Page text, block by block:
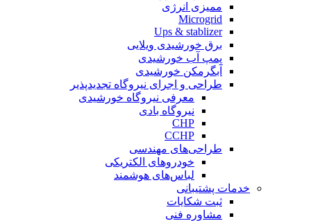
ممیزی انرژی
Microgrid
Ups & stablizer
برق خورشیدی ویلایی
پمپ آب خورشیدی
آبگرمکن خورشیدی
طراحی و اجرای نیروگاه تجدیدپذیر
معرفی نیروگاه خورشیدی
نیروگاه بادی
CHP
CCHP
طراحی‌های مهندسی
خودروهای الکتریکی
لباس‌های هوشمند
خدمات پشتیبانی
ثبت شکایات
مشاوره فنی